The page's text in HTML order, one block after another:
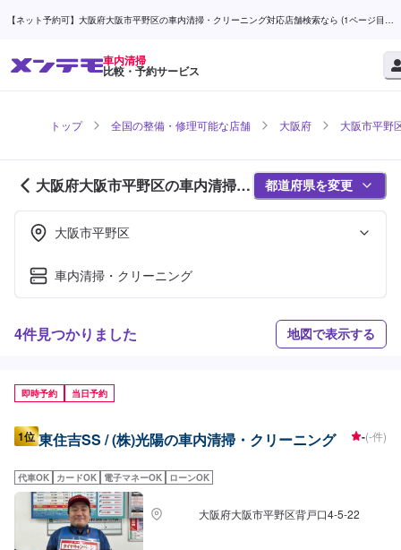
【ネット予約可】大阪府大阪市平野区の車内清掃・クリーニング対応店舗検索なら (1ページ目) |
車内清掃
比較・予約サービス
トップ 全国の整備・修理可能な店舗 大阪府 大阪市平野
大阪府大阪市平野区の車内清掃対
応店舗紹介 (1ページ目)
都道府県を変更
大阪市平野区
車内清掃・クリーニング
4件見つかりました 地図で表示する
即時予約 当日予約
1位 東住吉SS / (株)光陽の車内清掃・クリーニング -(-件)
代車OK カードOK 電子マネーOK ローンOK
大阪府大阪市平野区背戸口4-5-22